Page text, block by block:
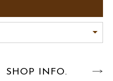
SHOP INFO.